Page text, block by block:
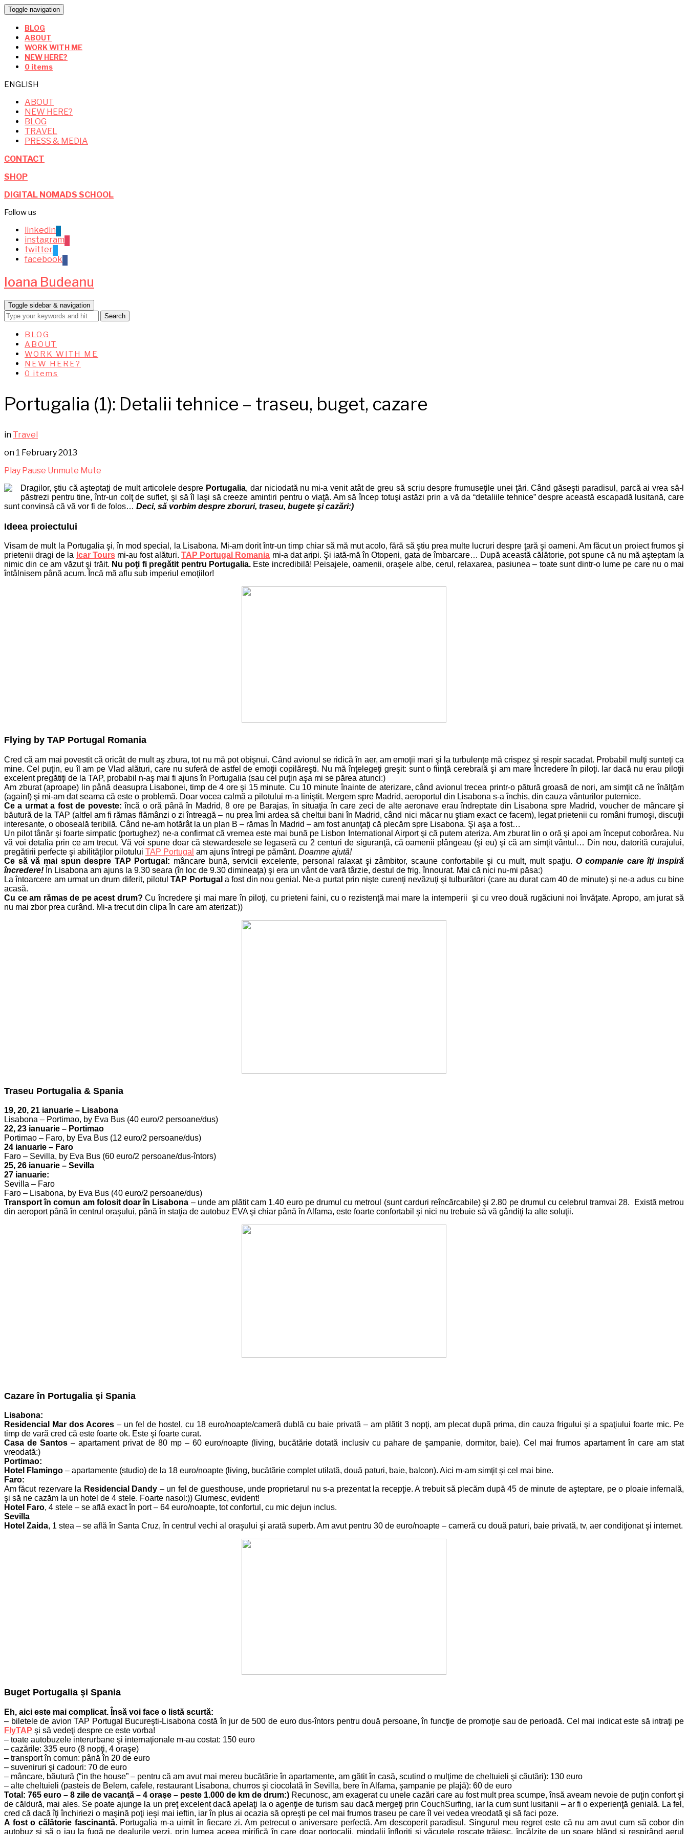
Toggle navigation
BLOG
ABOUT
WORK WITH ME
NEW HERE?
0 items
ENGLISH
ABOUT
NEW HERE?
BLOG
TRAVEL
PRESS & MEDIA
CONTACT
SHOP
DIGITAL NOMADS SCHOOL
Follow us
linkedin
instagram
twitter
facebook
Ioana Budeanu
Toggle sidebar & navigation
BLOG
ABOUT
WORK WITH ME
NEW HERE?
0 items
Portugalia (1): Detalii tehnice – traseu, buget, cazare
in Travel
on 1 February 2013
Play Pause Unmute Mute
Dragilor, ştiu că aşteptaţi de mult articolele despre Portugalia, dar niciodată nu mi-a venit atât de greu să scriu despre frumuseţile unei ţări. Când găseşti paradisul, parcă ai vrea să-l
păstrezi pentru tine, într-un colţ de suflet, şi să îl laşi să creeze amintiri pentru o viaţă. Am să încep totuşi astăzi prin a vă da “detaliile tehnice” despre această escapadă lusitană, care
sunt convinsă că vă vor fi de folos… Deci, să vorbim despre zboruri, traseu, bugete şi cazări:)
Ideea proiectului
Visam de mult la Portugalia şi, în mod special, la Lisabona. Mi-am dorit într-un timp chiar să mă mut acolo, fără să ştiu prea multe lucruri despre ţară şi oameni. Am făcut un proiect frumos şi
prietenii dragi de la Icar Toursmi-au fost alături.TAP Portugal Romania mi-a dat aripi. Şi iată-mă în Otopeni, gata de îmbarcare… După această călătorie, pot spune că nu mă aşteptam la
nimic din ce am văzut şi trăit. Nu poţi fi pregătit pentru Portugalia. Este incredibilă! Peisajele, oamenii, oraşele albe, cerul, relaxarea, pasiunea – toate sunt dintr-o lume pe care nu o mai
întâlnisem până acum. Încă mă aflu sub imperiul emoţiilor!
Flying by TAP Portugal Romania
Cred că am mai povestit că oricât de mult aş zbura, tot nu mă pot obişnui. Când avionul se ridică în aer, am emoţii mari şi la turbulenţe mă crispez şi respir sacadat. Probabil mulţi sunteţi ca
mine. Cel puţin, eu îl am pe Vlad alături, care nu suferă de astfel de emoţii copilăreşti. Nu mă înţelegeţi greşit: sunt o fiinţă cerebrală şi am mare încredere în piloţi. Iar dacă nu erau piloţii
excelent pregătiţi de la TAP, probabil n-aş mai fi ajuns în Portugalia (sau cel puţin aşa mi se părea atunci:)
Am zburat (aproape) lin până deasupra Lisabonei, timp de 4 ore şi 15 minute. Cu 10 minute înainte de aterizare, când avionul trecea printr-o pătură groasă de nori, am simţit că ne înălţăm
(again!) şi mi-am dat seama că este o problemă. Doar vocea calmă a pilotului m-a liniştit. Mergem spre Madrid, aeroportul din Lisabona s-a închis, din cauza vânturilor puternice.
Ce a urmat a fost de poveste: încă o oră până în Madrid, 8 ore pe Barajas, în situaţia în care zeci de alte aeronave erau îndreptate din Lisabona spre Madrid, voucher de mâncare şi
băutură de la TAP (altfel am fi rămas flămânzi o zi întreagă – nu prea îmi ardea să cheltui bani în Madrid, când nici măcar nu ştiam exact ce facem), legat prietenii cu români frumoşi, discuţii
interesante, o oboseală teribilă. Când ne-am hotărât la un plan B – rămas în Madrid – am fost anunţaţi că plecăm spre Lisabona. Şi aşa a fost…
Un pilot tânăr şi foarte simpatic (portughez) ne-a confirmat că vremea este mai bună pe Lisbon International Airport şi că putem ateriza. Am zburat lin o oră şi apoi am început coborârea. Nu
vă voi detalia prin ce am trecut. Vă voi spune doar că stewardesele se legaseră cu 2 centuri de siguranţă, că oamenii plângeau (şi eu) şi că am simţit vântul… Din nou, datorită curajului,
pregătirii perfecte şi abilităţilor pilotului TAP Portugal am ajuns întregi pe pământ. Doamne ajută!
Ce să vă mai spun despre TAP Portugal: mâncare bună, servicii excelente, personal ralaxat şi zâmbitor, scaune confortabile şi cu mult, mult spaţiu. O companie care îţi inspiră
încredere! În Lisabona am ajuns la 9.30 seara (în loc de 9.30 dimineaţa) şi era un vânt de vară târzie, destul de frig, înnourat. Mai că nici nu-mi păsa:)
La întoarcere am urmat un drum diferit, pilotulTAP Portugal a fost din nou genial. Ne-a purtat prin nişte curenţi nevăzuţi şi tulburători (care au durat cam 40 de minute) şi ne-a adus cu bine
acasă.
Cu ce am rămas de pe acest drum? Cu încredere şi mai mare în piloţi, cu prieteni faini, cu o rezistenţă mai mare la intemperii şi cu vreo două rugăciuni noi învăţate. Apropo, am jurat să
nu mai zbor prea curând. Mi-a trecut din clipa în care am aterizat:))
Traseu Portugalia & Spania
19, 20, 21 ianuarie – Lisabona
Lisabona – Portimao, by Eva Bus (40 euro/2 persoane/dus)
22, 23 ianuarie – Portimao
Portimao – Faro, by Eva Bus (12 euro/2 persoane/dus)
24 ianuarie – Faro
Faro – Sevilla, by Eva Bus (60 euro/2 persoane/dus-întors)
25, 26 ianuarie – Sevilla
27 ianuarie:
Sevilla – Faro
Faro – Lisabona, by Eva Bus (40 euro/2 persoane/dus)
Transport în comun am folosit doar în Lisabona – unde am plătit cam 1.40 euro pe drumul cu metroul (sunt carduri reîncărcabile) şi 2.80 pe drumul cu celebrul tramvai 28. Există metrou
din aeroport până în centrul oraşului, până în staţia de autobuz EVA şi chiar până în Alfama, este foarte confortabil şi nici nu trebuie să vă gândiţi la alte soluţii.
Cazare în Portugalia şi Spania
Lisabona:
Residencial Mar dos Acores – un fel de hostel, cu 18 euro/noapte/cameră dublă cu baie privată – am plătit 3 nopţi, am plecat după prima, din cauza frigului şi a spaţiului foarte mic. Pe
timp de vară cred că este foarte ok. Este şi foarte curat.
Casa de Santos – apartament privat de 80 mp – 60 euro/noapte (living, bucătărie dotată inclusiv cu pahare de şampanie, dormitor, baie). Cel mai frumos apartament în care am stat
vreodată:)
Portimao:
Hotel Flamingo – apartamente (studio) de la 18 euro/noapte (living, bucătărie complet utilată, două paturi, baie, balcon). Aici m-am simţit şi cel mai bine.
Faro:
Am făcut rezervare la Residencial Dandy – un fel de guesthouse, unde proprietarul nu s-a prezentat la recepţie. A trebuit să plecăm după 45 de minute de aşteptare, pe o ploaie infernală,
şi să ne cazăm la un hotel de 4 stele. Foarte nasol:)) Glumesc, evident!
Hotel Faro, 4 stele – se află exact în port – 64 euro/noapte, tot confortul, cu mic dejun inclus.
Sevilla
Hotel Zaida, 1 stea – se află în Santa Cruz, în centrul vechi al oraşului şi arată superb. Am avut pentru 30 de euro/noapte – cameră cu două paturi, baie privată, tv, aer condiţionat şi internet.
Buget Portugalia şi Spania
Eh, aici este mai complicat. Însă voi face o listă scurtă:
– biletele de avion TAP Portugal Bucureşti-Lisabona costă în jur de 500 de euro dus-întors pentru două persoane, în funcţie de promoţie sau de perioadă. Cel mai indicat este să intraţi pe
FlyTAP şi să vedeţi despre ce este vorba!
– toate autobuzele interurbane şi internaţionale m-au costat: 150 euro
– cazările: 335 euro (8 nopţi, 4 oraşe)
– transport în comun: până în 20 de euro
– suveniruri şi cadouri: 70 de euro
– mâncare, băutură (“in the house” – pentru că am avut mai mereu bucătărie în apartamente, am gătit în casă, scutind o mulţime de cheltuieli şi căutări): 130 euro
– alte cheltuieli (pasteis de Belem, cafele, restaurant Lisabona, churros şi ciocolată în Sevilla, bere în Alfama, şampanie pe plajă): 60 de euro
Total: 765 euro – 8 zile de vacanţă – 4 oraşe – peste 1.000 de km de drum:) Recunosc, am exagerat cu unele cazări care au fost mult prea scumpe, însă aveam nevoie de puţin confort şi
de căldură, mai ales. Se poate ajunge la un preţ excelent dacă apelaţi la o agenţie de turism sau dacă mergeţi prin CouchSurfing, iar la cum sunt lusitanii – ar fi o experienţă genială. La fel,
cred că dacă îţi închiriezi o maşină poţi ieşi mai ieftin, iar în plus ai ocazia să opreşti pe cel mai frumos traseu pe care îl vei vedea vreodată şi să faci poze.
A fost o călătorie fascinantă.Portugalia m-a uimit în fiecare zi. Am petrecut o aniversare perfectă. Am descoperit paradisul. Singurul meu regret este că nu am avut cum să cobor din
autobuz şi să o iau la fugă pe dealurile verzi, prin lumea aceea mirifică în care doar portocalii, migdalii înfloriţi şi văcuţele roşcate trăiesc, încălzite de un soare blând şi respirând aerul